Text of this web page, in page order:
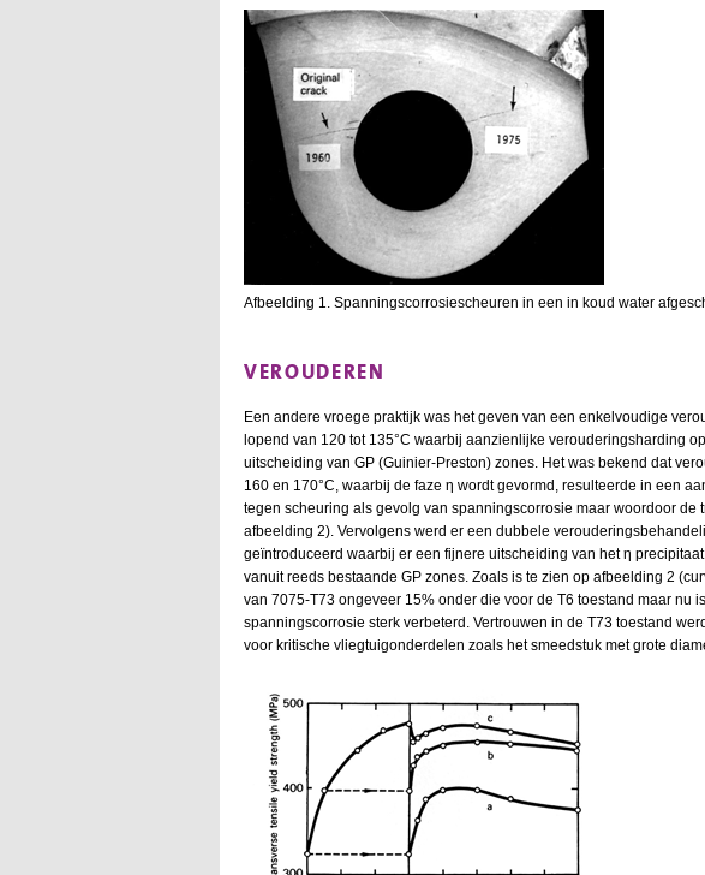
Afbeelding 1. Spanningscorrosiescheuren in een in koud water
VEROUDEREN
Een andere vroege praktijk was het geven van een enkelvoudige
lopend van 120 tot 135°C waarbij aanzienlijke verouderingsharding
uitscheiding van GP (Guinier-Preston) zones. Het was bekend dat
160 en 170°C, waarbij de faze η wordt gevormd, resulteerde in een
tegen scheuring als gevolg van spanningscorrosie maar woordoor de
afbeelding 2). Vervolgens werd er een dubbele
geïntroduceerd waarbij er een fijnere uitscheiding van het η
vanuit reeds bestaande GP zones. Zoals is te zien op afbeelding 2
van 7075-T73 ongeveer 15% onder die voor de T6 toestand maar nu
spanningscorrosie sterk verbeterd. Vertrouwen in de T73 toestand
voor kritische vliegtuigonderdelen zoals het smeedstuk met grote